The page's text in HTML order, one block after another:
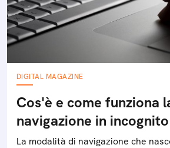
DIGITAL MAGAZINE
Cos'è e come funziona
navigazione in incognito
La modalità di navigazione che